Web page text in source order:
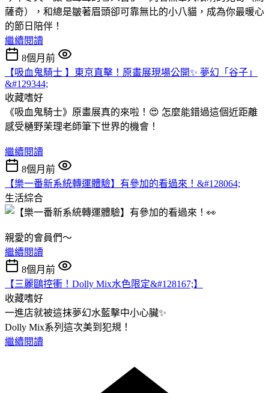
薩奇），和總是皺著眉頭卻可靠無比的小八貓，成為你最暖心
的節日陪伴！
繼續閱讀
8個月前
【吸血鬼騎士 】東京直擊！原畫展現場公開✨ 夢幻「谷子」
&#129344;
收藏嗜好
《吸血鬼騎士》原畫展真的來啦！😍 怎麼能錯過這個近距離
感受樋野茉理老師筆下世界的機會！
繼續閱讀
8個月前
【樂一番新系統轉運體驗】有參加的看過來！&#128064;
生活綜合
親愛的會員們～
繼續閱讀
8個月前
【三麗鷗控衝！Dolly Mix水色限定&#128167;】
收藏嗜好
一進店就被這抹夢幻水藍擊中小心臟✨
Dolly Mix系列這次美到犯規！
繼續閱讀